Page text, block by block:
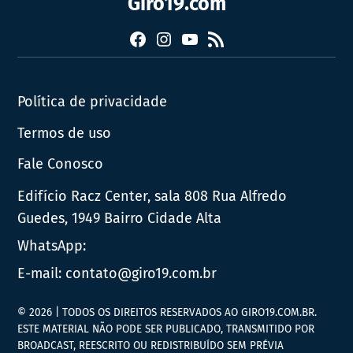
Facebook
Instagram
YouTube
RSS
Política de privacidade
Termos de uso
Fale Conosco
Edifício Racz Center, sala 808 Rua Alfredo
Guedes, 1949 Bairro Cidade Alta
WhatsApp:
E-mail: contato@giro19.com.br
© 2026 | TODOS OS DIREITOS RESERVADOS AO GIRO19.COM.BR.
ESTE MATERIAL NÃO PODE SER PUBLICADO, TRANSMITIDO POR
BROADCAST, REESCRITO OU REDISTRIBUÍDO SEM PRÉVIA